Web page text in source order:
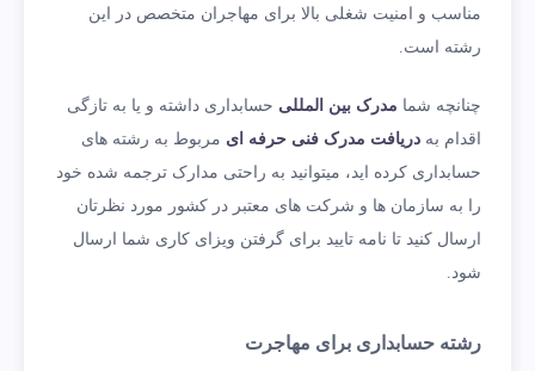
مناسب و امنیت شغلی بالا برای مهاجران متخصص در این
رشته است.
چنانچه شما مدرک بین المللی حسابداری داشته و یا به تازگی
اقدام به دریافت مدرک فنی حرفه ای مربوط به رشته های
حسابداری کرده اید، میتوانید به راحتی مدارک ترجمه شده خود
را به سازمان ها و شرکت های معتبر در کشور مورد نظرتان
ارسال کنید تا نامه تایید برای گرفتن ویزای کاری شما ارسال
شود.
رشته حسابداری برای مهاجرت